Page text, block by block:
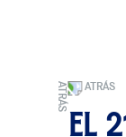
ATRÁS
El